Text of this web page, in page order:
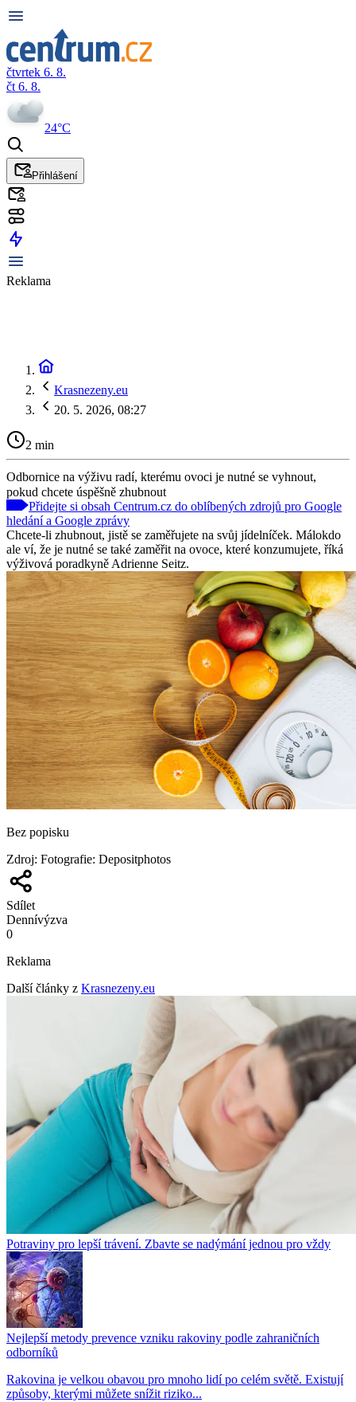
čtvrtek 6. 8.
čt 6. 8.
24°C
Přihlášení
Reklama
Krasnezeny.eu
20. 5. 2026, 08:27
2 min
Odbornice na výživu radí, kterému ovoci je nutné se vyhnout,
pokud chcete úspěšně zhubnout
Přidejte si obsah Centrum.cz do oblíbených zdrojů pro Google
hledání a Google zprávy
Chcete-li zhubnout, jistě se zaměřujete na svůj jídelníček. Málokdo
ale ví, že je nutné se také zaměřit na ovoce, které konzumujete, říká
výživová poradkyně Adrienne Seitz.
Bez popisku
Zdroj: Fotografie: Depositphotos
Sdílet
Dennívýzva
0
Reklama
Další články z Krasnezeny.eu
Potraviny pro lepší trávení. Zbavte se nadýmání jednou pro vždy
Nejlepší metody prevence vzniku rakoviny podle zahraničních
odborníků
Rakovina je velkou obavou pro mnoho lidí po celém světě. Existují
způsoby, kterými můžete snížit riziko...